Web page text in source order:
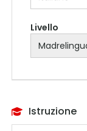
Livello
Istruzione